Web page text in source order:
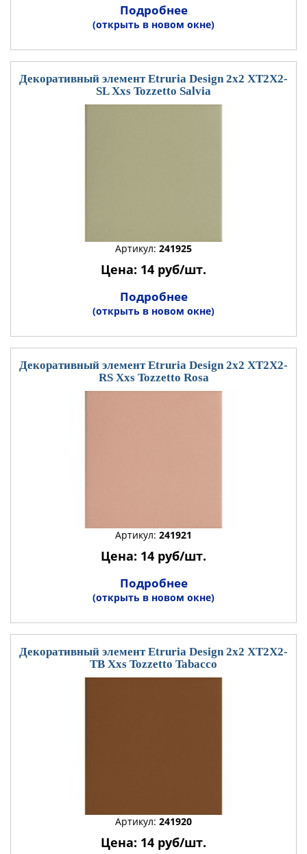
Подробнее
(открыть в новом окне)
Декоративный элемент Etruria Design 2x2 XT2X2-
SL Xxs Tozzetto Salvia
Артикул: 241925
Цена: 14 руб/шт.
Подробнее
(открыть в новом окне)
Декоративный элемент Etruria Design 2x2 XT2X2-
RS Xxs Tozzetto Rosa
Артикул: 241921
Цена: 14 руб/шт.
Подробнее
(открыть в новом окне)
Декоративный элемент Etruria Design 2x2 XT2X2-
TB Xxs Tozzetto Tabacco
Артикул: 241920
Цена: 14 руб/шт.